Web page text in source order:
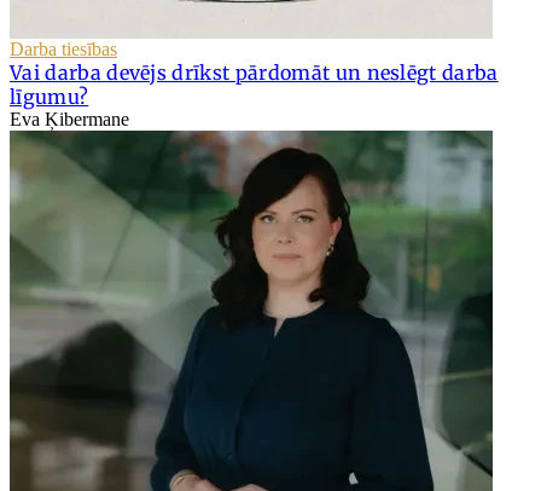
Darba tiesības
Vai darba devējs drīkst pārdomāt un neslēgt darba
līgumu?
Eva Ķibermane